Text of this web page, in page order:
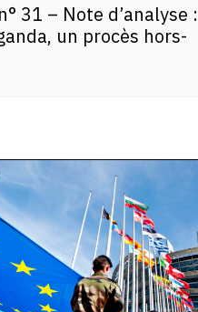
31 – Note d’analyse :
un procès hors-